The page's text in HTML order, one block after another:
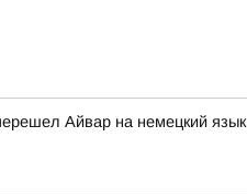
Айвар на немецкий язык